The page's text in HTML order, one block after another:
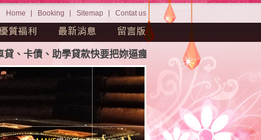
Home Booking Sitemap Contat us
債、助學貸款快要把妳逼瘋。茫茫人海中如何挑選屬